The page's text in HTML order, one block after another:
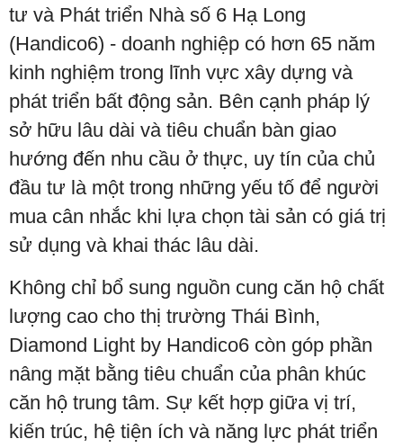
tư và Phát triển Nhà số 6 Hạ Long
(Handico6) - doanh nghiệp có hơn 65 năm
kinh nghiệm trong lĩnh vực xây dựng và
phát triển bất động sản. Bên cạnh pháp lý
sở hữu lâu dài và tiêu chuẩn bàn giao
hướng đến nhu cầu ở thực, uy tín của chủ
đầu tư là một trong những yếu tố để người
mua cân nhắc khi lựa chọn tài sản có giá trị
sử dụng và khai thác lâu dài.
Không chỉ bổ sung nguồn cung căn hộ chất
lượng cao cho thị trường Thái Bình,
Diamond Light by Handico6 còn góp phần
nâng mặt bằng tiêu chuẩn của phân khúc
căn hộ trung tâm. Sự kết hợp giữa vị trí,
kiến trúc, hệ tiện ích và năng lực phát triển